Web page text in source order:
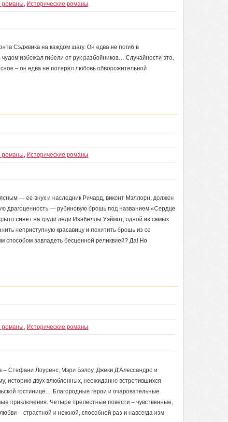
романы, Исторические романы
Сэджвика на каждом шагу. Он едва не погиб в
избежал гибели от рук разбойников… Случайности это,
– он едва не потерял любовь обворожительной
романы, Исторические романы
— ее внук и наследник Ричард, виконт Мэллорн, должен
драгоценность — рубиновую брошь под названием «Сердце
сияет на груди леди Изабеллы Уэймот, одной из самых
неприступную красавицу и похитить брошь из се
способом завладеть бесценной реликвией? Да! Но
романы, Исторические романы
– Стефани Лоуренс, Мэри Бэлоу, Джеки Д'Алессандро и
историю двух влюбленных, неожиданно встретившихся
гостинице… Благородные герои и очаровательные
приключения. Четыре прелестные повести – чувственные,
– страстной и нежной, способной раз и навсегда изм